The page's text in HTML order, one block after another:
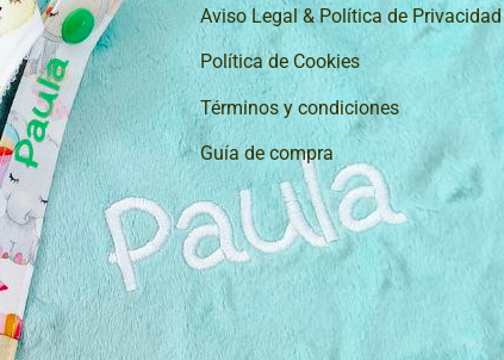
Aviso Legal & Política de Privacidad
Política de Cookies
Términos y condiciones
Guía de compra